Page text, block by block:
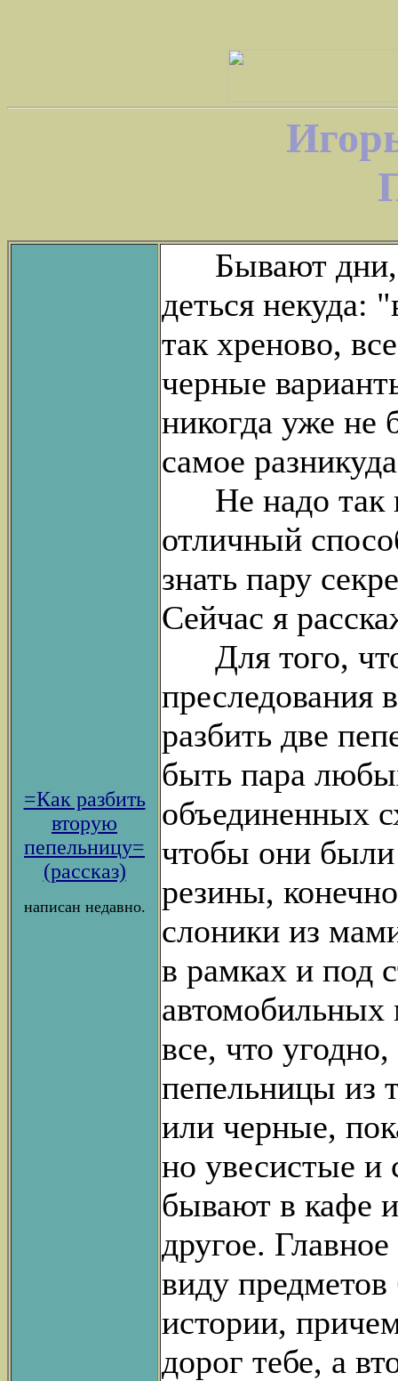
=Как разбить
вторую
пепельницу=
(рассказ)
написан недавно.
Бывают дни,
деться некуда:
так хреново,
черные
никогда уже не
самое
Не надо так
отличный
знать пару
Сейчас я
Для того,
преследования
разбить две
быть пара
объединенных
чтобы они
резины,
слоники из
в рамках и под
автомобильных
все, что
пепельницы из
или черные,
но увесистые и
бывают в кафе
другое.
виду
истории,
дорог тебе, а